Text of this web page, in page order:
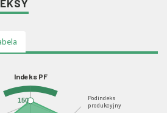
Indeks PF
Podindeks
produkcyjny
150